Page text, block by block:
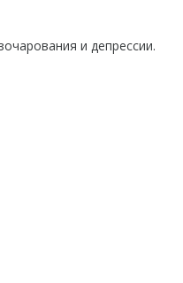
и депрессии.